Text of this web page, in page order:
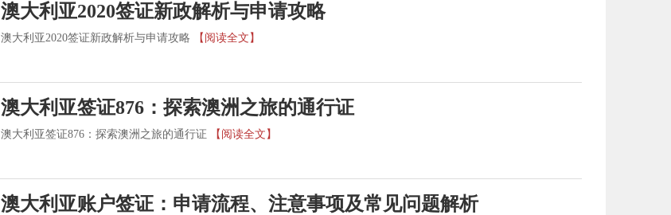
澳大利亚2020签证新政解析与申请攻略
澳大利亚2020签证新政解析与申请攻略 【阅读全文】
澳大利亚签证876：探索澳洲之旅的通行证
澳大利亚签证876：探索澳洲之旅的通行证 【阅读全文】
澳大利亚账户签证：申请流程、注意事项及常见问题解析